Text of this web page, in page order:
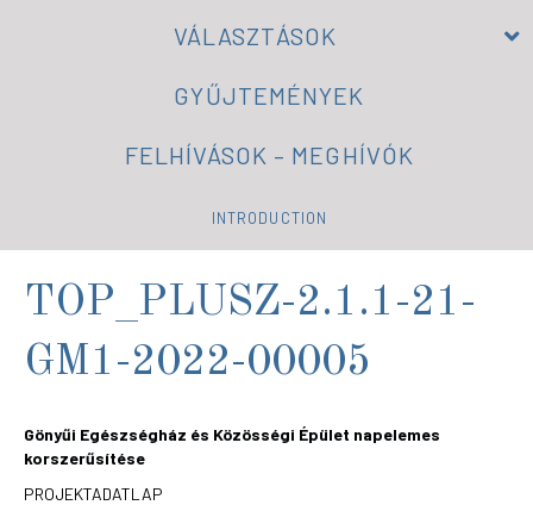
VÁLASZTÁSOK
GYŰJTEMÉNYEK
FELHÍVÁSOK – MEGHÍVÓK
INTRODUCTION
TOP_PLUSZ-2.1.1-21-
GM1-2022-00005
Gönyűi Egészségház és Közösségi Épület napelemes
korszerűsítése
PROJEKTADATLAP